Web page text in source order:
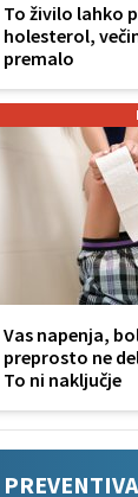
To živilo lahko
holesterol,
premalo
Vas napenja,
preprosto ne
To ni naključje
PREVENTIVA